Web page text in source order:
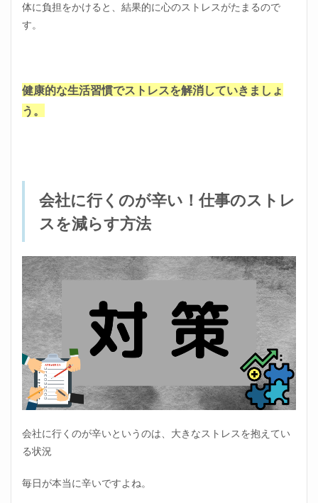
体に負担をかけると、結果的に心のストレスがたまるので
す。
健康的な生活習慣でストレスを解消していきましょ
う。
会社に行くのが辛い！仕事のストレ
スを減らす方法
会社に行くのが辛いというのは、大きなストレスを抱えてい
る状況
毎日が本当に辛いですよね。